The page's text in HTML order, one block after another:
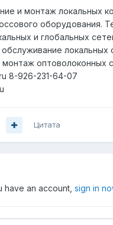
и монтаж локальных
оборудования.
и глобальных
монтаж оптоволоконных
8-926-231-64-07
Цитата
have an account, sign in